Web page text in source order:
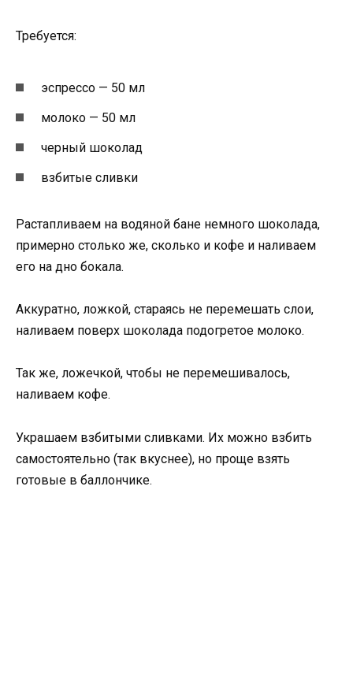
Требуется:
эспрессо — 50 мл
молоко — 50 мл
черный шоколад
взбитые сливки
Растапливаем на водяной бане немного шоколада,
примерно столько же, сколько и кофе и наливаем
его на дно бокала.
Аккуратно, ложкой, стараясь не перемешать слои,
наливаем поверх шоколада подогретое молоко.
Так же, ложечкой, чтобы не перемешивалось,
наливаем кофе.
Украшаем взбитыми сливками. Их можно взбить
самостоятельно (так вкуснее), но проще взять
готовые в баллончике.